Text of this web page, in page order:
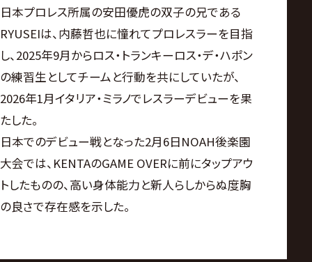
日本プロレス所属の安田優虎の双子の兄である
RYUSEIは、内藤哲也に憧れてプロレスラーを目指
し、2025年9月からロス・トランキーロス・デ・ハポン
の練習生としてチームと行動を共にしていたが、
2026年1月イタリア・ミラノでレスラーデビューを果
たした。
日本でのデビュー戦となった2月6日NOAH後楽園
大会では、KENTAのGAME OVERに前にタップアウ
トしたものの、高い身体能力と新人らしからぬ度胸
の良さで存在感を示した。